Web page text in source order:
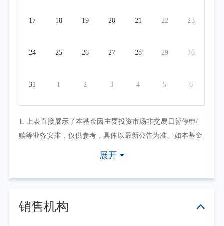
17 18 19 20 21 22 23
24 25 26 27 28 29 30
31 1 2 3 4 5 6
1. 上表直接展示了本基金因主要投资市场非交易日暂停申/
赎等业务安排，仅供参考，具体以最新公告为准。如本基金
因其他原因暂停申/赎等业务或有其他交易状态限制的，可点
2. 上表默认展示一个自然月的开放日安排，如需要查询本基
间区间。
展开
销售机构